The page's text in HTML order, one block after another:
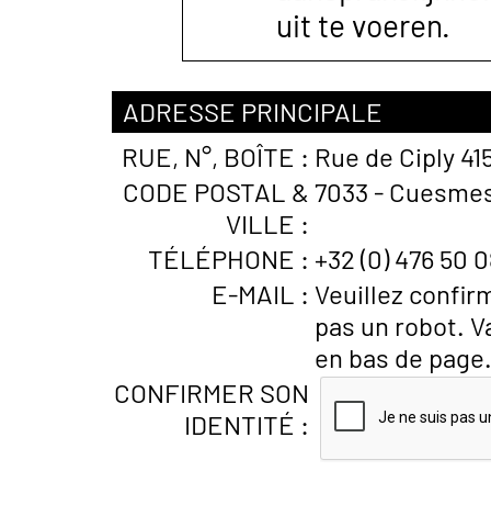
uit te voeren.
ADRESSE PRINCIPALE
RUE, N°, BOÎTE : Rue de Ciply
CODE POSTAL &
VILLE :
7033 -
TÉLÉPHONE : +32 (0) 476 50
E-MAIL : Veuillez
pas un robot.
en bas de page.
CONFIRMER SON
IDENTITÉ :